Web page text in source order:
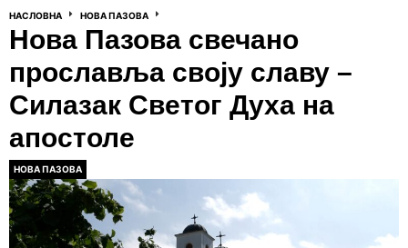
незамисливо
-
НАСЛОВНА НОВА ПАЗОВА
Нова Пазова свечано
прославља своју славу –
Силазак Светог Духа на
апостоле
НОВА ПАЗОВА